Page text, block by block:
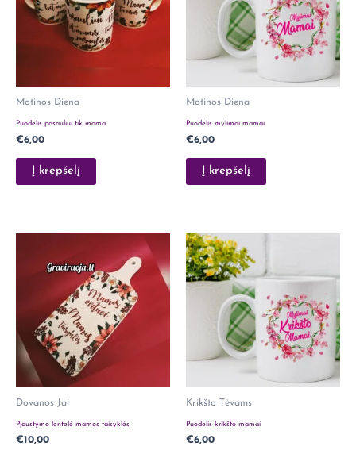
Motinos Diena
Puodelis pasauliui tik mama
€6,00
Į krepšelį
Motinos Diena
Puodelis mylimai mamai
€6,00
Į krepšelį
Dovanos Jai
Pjaustymo lentelė mamos taisyklės
€10,00
Krikšto Tėvams
Puodelis krikšto mamai
€6,00